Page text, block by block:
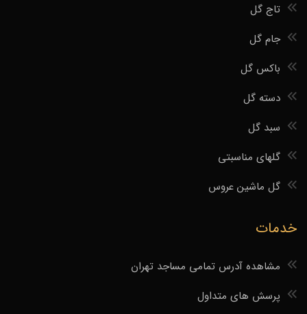
تاج گل
جام گل
باکس گل
دسته گل
سبد گل
گلهای مناسبتی
گل ماشین عروس
خدمات
مشاهده آدرس تمامی مساجد تهران
پرسش های متداول